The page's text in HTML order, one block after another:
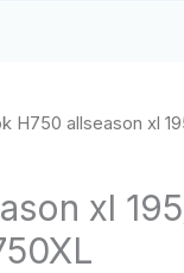
H750 allseason xl
xl